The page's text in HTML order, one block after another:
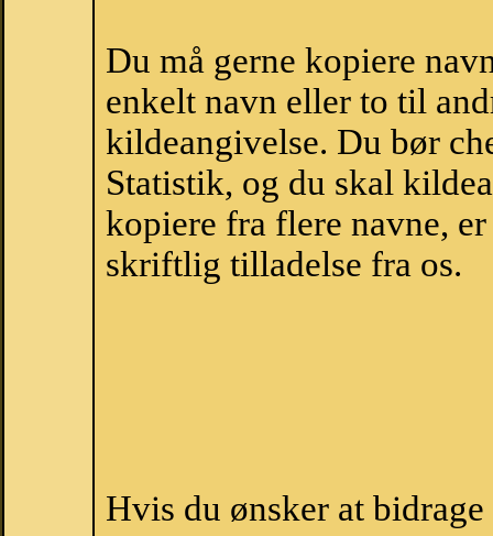
Du må gerne kopiere
enkelt navn eller to til
kildeangivelse. Du bør
Statistik, og du skal
kopiere fra flere navne,
skriftlig tilladelse fra os.
Hvis du ønsker at